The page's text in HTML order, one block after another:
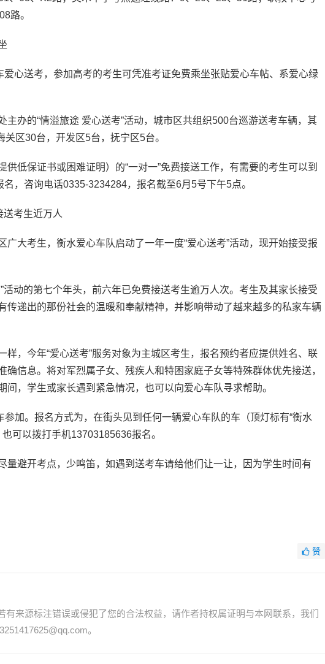
路。
心送考，参加高考的考生可凭准考证免费乘坐张贴爱心车帖、系爱心绿
办的“情溢旅途 爱心送考”活动，城市区共组织500台巡游送考车辆，其
区30台，开发区5台，抚宁区5台。
低保证书或困难证明）的“一对一”免费接送工作，有需要的考生可以到
，咨询电话0335-3234284，报名截至6月5号下午5点。
考生近万人
大考生，衡水爱心车队启动了一年一度“爱心送考”活动，现开始接受报
动的第七个年头，前六年已免费接送考生逾万人次。考生及其家长接受
传递出的那份社会的温暖和奉献精神，并影响带动了越来越多的私家车辆
，今年“爱心送考”服务对象为主城区考生，报名预约者应提供姓名、联
确信息。将对军烈属子女、残疾人和特困家庭子女等特殊群体优先接送，
，学生或家长遇到紧急情况，也可以向爱心车队寻求帮助。
加。报名方式为，在街头见到任何一辆爱心车队的车（顶灯标有“衡水
可以拨打手机13703185636报名。
避开考点，少鸣笛，如遇到送考车请给他们让一让，因为学生时间有
赞
有来源标注错误或侵犯了您的合法权益，请作者持权属证明与本网联系，我们
。